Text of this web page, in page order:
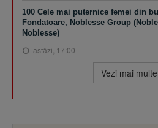
100 Cele mai puternice femei din
Fondatoare, Noblesse Group
Noblesse)
astăzi, 17:00
Vezi mai